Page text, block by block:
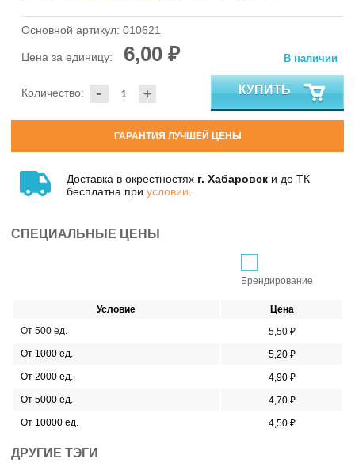
Основной артикул: 010621
Цена за единицу: 6,00 ₽
- +
Количество:
В наличии
КУПИТЬ
ГАРАНТИЯ ЛУЧШЕЙ ЦЕНЫ
Доставка в окрестностях г. Хабаровск и до ТК
бесплатна при условии
СПЕЦИАЛЬНЫЕ ЦЕНЫ
Брендирование
Условие
Цена
От 500 ед.
5,50 ₽
От 1000 ед.
5,20 ₽
От 2000 ед.
4,90 ₽
От 5000 ед.
4,70 ₽
От 10000 ед.
4,50 ₽
ДРУГИЕ ТЭГИ